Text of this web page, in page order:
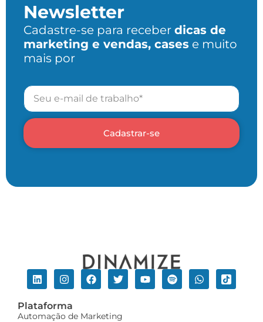
Newsletter
Cadastre-se para receber dicas de
marketing e vendas, cases e muito
mais por
Cadastrar-se
Plataforma
Automação de Marketing